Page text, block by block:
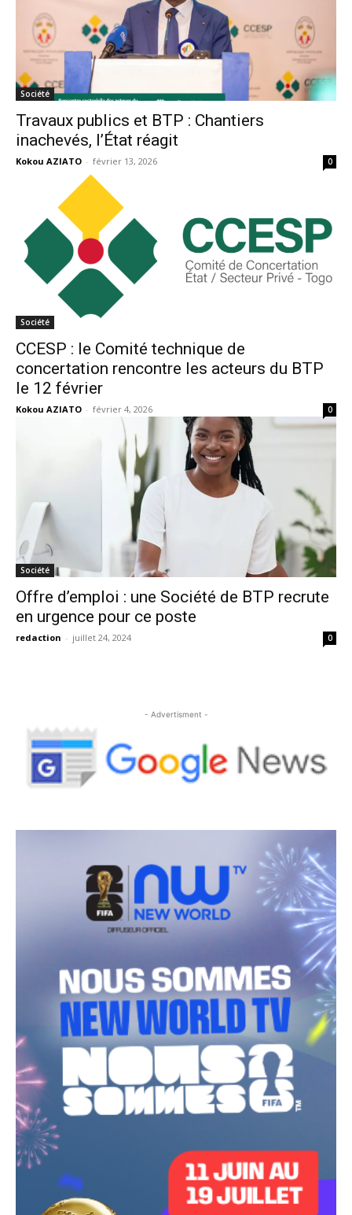
Société
Travaux publics et BTP : Chantiers
inachevés, l’État réagit
Kokou AZIATO - février 13, 2026 0
Société
CCESP : le Comité technique de
concertation rencontre les acteurs du BTP
le 12 février
Kokou AZIATO - février 4, 2026 0
Société
Offre d’emploi : une Société de BTP recrute
en urgence pour ce poste
redaction - juillet 24, 2024 0
- Advertisment -